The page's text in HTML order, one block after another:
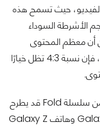
حيث تسمح هذه
الأشرطة السوداء
أن معظم المحتوى
الحديث يعتمد نسب عرض مثل 16:9 أو 21:9، فإن نسبة 4:3 تظل خيارًا
تشير التوقعات إلى أن هذا الإصدار العريض من سلسلة Fold قد يطرح
إلى جانب الإصدار القياسي من Galaxy Z Fold 8 وهاتف Galaxy Z